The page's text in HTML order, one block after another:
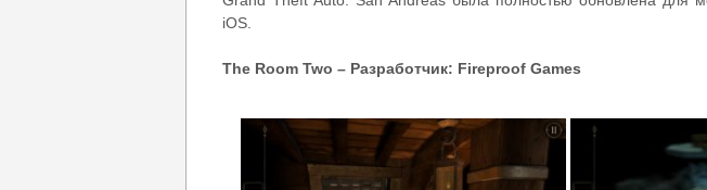
iOS.
The Room Two – Разработчик: Fireproof Games